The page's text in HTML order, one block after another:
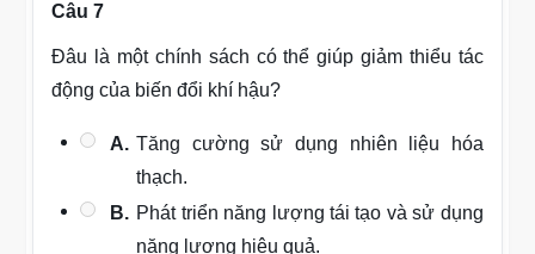
Câu 7
Đâu là một chính sách có thể giúp giảm thiểu tác
động của biến đổi khí hậu?
A. Tăng cường sử dụng nhiên liệu hóa
thạch.
B. Phát triển năng lượng tái tạo và sử dụng
năng lượng hiệu quả.